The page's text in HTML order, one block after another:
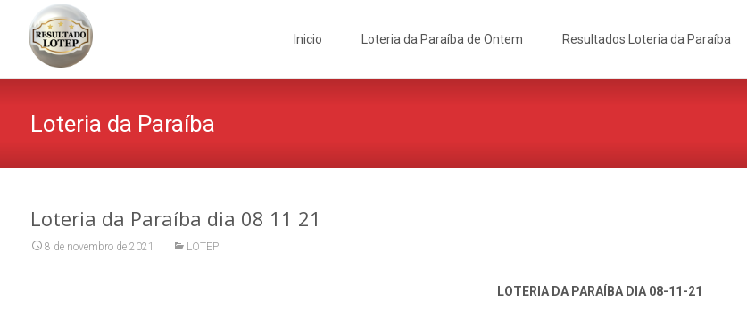
Inicio Loteria da Paraíba de Ontem Resultados Loteria da Paraíba
Loteria da Paraíba
Loteria da Paraíba dia 08 11 21
8 de novembro de 2021 LOTEP
LOTERIA DA PARAÍBA DIA 08-11-21